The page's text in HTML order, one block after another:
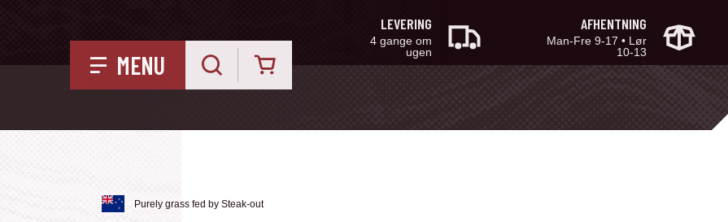
MENU
LEVERING
4 gange om
ugen
AFHENTNING
Man-Fre 9-17 • Lør
10-13
Purely grass fed by Steak-out